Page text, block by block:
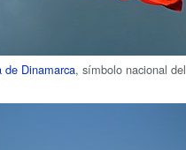
de Dinamarca, símbolo nacional del